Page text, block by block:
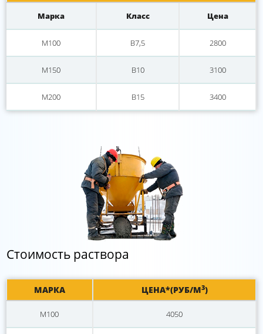
Марка Класс Цена
М100 B7,5 2800
М150 B10 3100
М200 B15 3400
Стоимость раствора
МАРКА ЦЕНА*(РУБ/М3)
М100 4050